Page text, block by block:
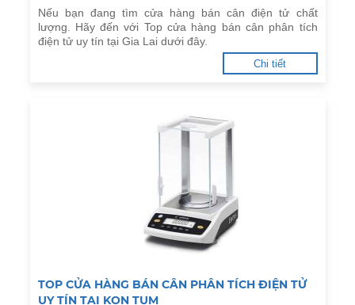
Nếu bạn đang tìm cửa hàng bán cân điện tử chất
lượng. Hãy đến với Top cửa hàng bán cân phân tích
điện tử uy tín tại Gia Lai dưới đây.
Chi tiết
TOP CỬA HÀNG BÁN CÂN PHÂN TÍCH ĐIỆN TỬ
UY TÍN TẠI KON TUM